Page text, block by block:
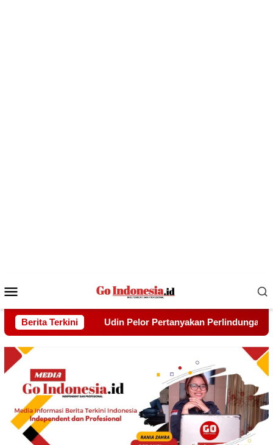
Mobile
Berita Terkini
Perlindungan Hak Warga yang Lebih Dulu Bermukim Di